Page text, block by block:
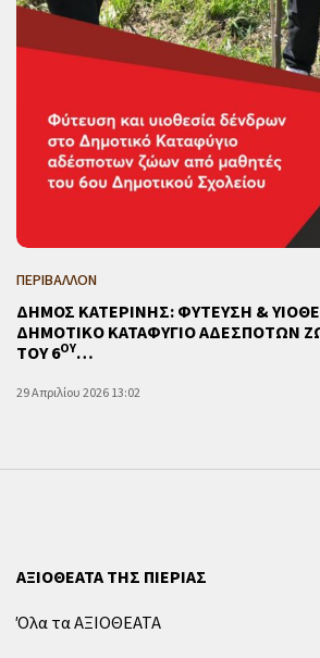
ΠΕΡΙΒΑΛΛΟΝ
ΔΗΜΟΣ ΚΑΤΕΡΙΝΗΣ: ΦΥΤΕΥΣΗ &
ΔΗΜΟΤΙΚΟ ΚΑΤΑΦΥΓΙΟ ΑΔΕΣΠΟΤΩΝ
ΤΟΥ 6ΟΥ…
29 Απριλίου 2026 13:02
ΑΞΙΟΘΕΑΤΑ ΤΗΣ ΠΙΕΡΙΑΣ
Όλα τα ΑΞΙΟΘΕΑΤΑ